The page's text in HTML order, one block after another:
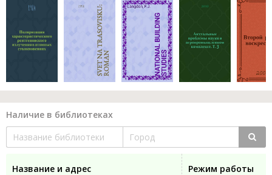
Наличие в библиотеках
Название и адрес
Режим работы